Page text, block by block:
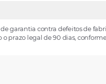
garantia contra defeitos de
prazo legal de 90 dias,